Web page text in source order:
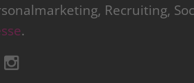
Recruiting,
.